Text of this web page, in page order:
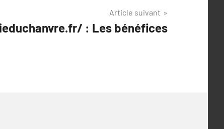
Article suivant
: Les bénéfices